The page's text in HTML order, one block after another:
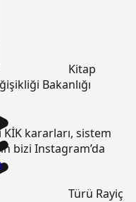
kararları, sistem
bizi Instagram’da
Kitap
Bakanlığı
Türü Rayiç